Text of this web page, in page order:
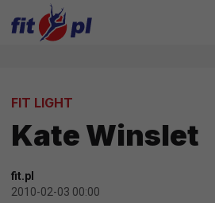
FIT LIGHT
Kate Winslet
fit.pl
2010-02-03 00:00